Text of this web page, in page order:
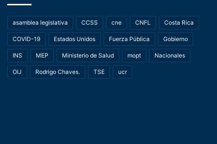
asamblea legislativa CCSS cne CNFL Costa Rica
COVID-19 Estados Unidos Fuerza Pública Gobierno
INS MEP Ministerio de Salud mopt Nacionales
OIJ Rodrigo Chaves. TSE ucr